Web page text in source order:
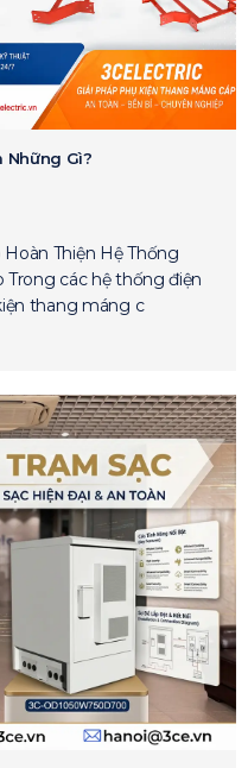
Những Gì?
Thiện Hệ Thống
Trong các hệ thống điện
thang máng c